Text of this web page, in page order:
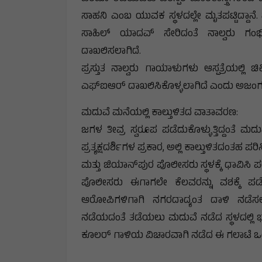
ಸಾಹನಿ ಎಂಬ ಯುವಕ ಸ್ಥಳದಲ್ಲೇ
ಸಾಹಿಲ್ ಯಾದವ್ ಸೇರಿದಂತೆ ನಾಲ್ವರು
ದಾಖಲಿಸಲಾಗಿದೆ.
ಪ್ರಸ್ತುತ ನಾಲ್ವರು ಗಾಯಾಳುಗಳು
ಎಫ್‌ಐಆರ್ ದಾಖಲಿಸಿಕೊಳ್ಳಲಾಗಿದೆ ಎಂದು
ಮದುವೆ ಮನೆಯಲ್ಲಿ ಕಾಲ್ತುಳಿತದ ವಾತಾವರಣ:
ಜಗಳ ತೀವ್ರ ಸ್ವರೂಪ ಪಡೆದುಕೊಳ್ಳುತ್ತಿದ್ದಂತೆ
ಪ್ರತ್ಯಕ್ಷದರ್ಶಿಗಳ ಪ್ರಕಾರ, ಅಲ್ಲಿ
ಮತ್ತು ಜಿಯಾನ್‌ಪುರ ಪೊಲೀಸರು ಸ್ಥಳಕ್ಕೆ ಧಾವಿಸಿ
ಪೊಲೀಸರು ಈಗಾಗಲೇ ಕೆಲವರನ್ನು ವಶಕ್ಕೆ
ಆರೋಪಿಗಳಿಗಾಗಿ ನಗರದಾದ್ಯಂತ ದಾಳಿ
ನಡೆಯದಂತೆ ತಡೆಯಲು ಮದುವೆ ನಡೆದ ಸ್ಥಳದಲ್ಲಿ
ಕೂಲರ್ ಗಾಳಿಯ ವಿಚಾರವಾಗಿ ನಡೆದ ಈ ಗಲಾಟೆ